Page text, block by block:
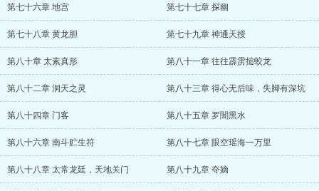
第七十六章 地宫 第七十七章 探幽
第七十八章 黄龙胆 第七十九章 神通天授
第八十章 太素真形 第八十一章 往往霹雳搥蛟龙
第八十二章 洞天之灵 第八十三章 得心无后味，失脚有深坑
第八十四章 门客 第八十五章 罗闇黑水
第八十六章 南斗贮生符 第八十七章 眼空瑶海一万里
第八十八章 太常龙廷，天地关门 第八十九章 夺嫡